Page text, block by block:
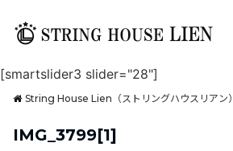
[smartslider3 slider="28"]
String House Lien（ストリングハウスリアン）
IMG_3799[1]